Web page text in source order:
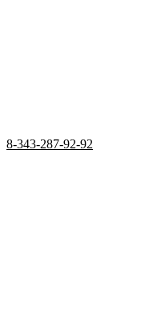
8-343-287-92-92